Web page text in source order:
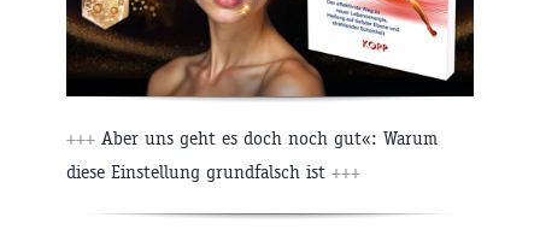
+++ Aber uns geht es doch noch gut«: Warum
diese Einstellung grundfalsch ist +++